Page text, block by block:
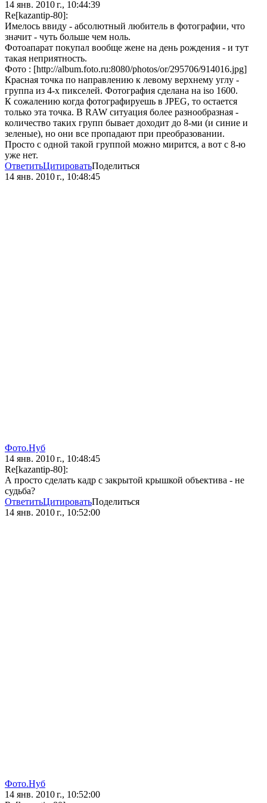
14 янв. 2010 г., 10:44:39
Re[kazantip-80]:
Имелось ввиду - абсолютный любитель в фотографии, что
значит - чуть больше чем ноль.
Фотоапарат покупал вообще жене на день рождения - и тут
такая неприятность.
Фото : [http://album.foto.ru:8080/photos/or/295706/914016.jpg]
Красная точка по направлению к левому верхнему углу -
группа из 4-х пикселей. Фотография сделана на iso 1600.
К сожалению когда фотографируешь в JPEG, то остается
только эта точка. В RAW ситуация более разнообразная -
количество таких групп бывает доходит до 8-ми (и синие и
зеленые), но они все пропадают при преобразовании.
Просто с одной такой группой можно мирится, а вот с 8-ю
уже нет.
ОтветитьЦитироватьПоделиться
14 янв. 2010 г., 10:48:45
Фото.Нуб
14 янв. 2010 г., 10:48:45
Re[kazantip-80]:
А просто сделать кадр с закрытой крышкой объектива - не
судьба?
ОтветитьЦитироватьПоделиться
14 янв. 2010 г., 10:52:00
Фото.Нуб
14 янв. 2010 г., 10:52:00